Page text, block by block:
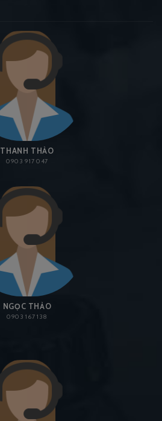
THANH THẢO
0903 917 047
NGỌC THẢO
0903 167 138